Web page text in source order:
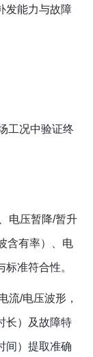
发能力与故障
工况中验证终
电压暂降/暂升
含有率）、电
准符合性。
流/电压波形，
长）及故障特
间）提取准确